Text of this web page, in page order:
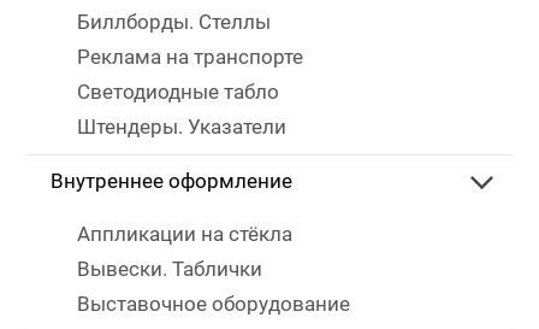
Биллборды. Стеллы
Реклама на транспорте
Светодиодные табло
Штендеры. Указатели
Внутреннее оформление
Аппликации на стёкла
Вывески. Таблички
Выставочное оборудование